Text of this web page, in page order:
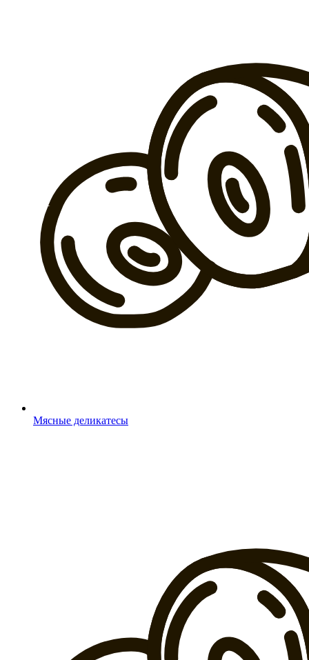
Мясные деликатесы